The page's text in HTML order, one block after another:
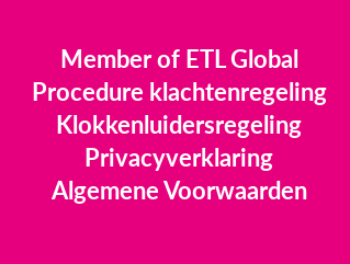
Member of ETL Global
Procedure klachtenregeling
Klokkenluidersregeling
Privacyverklaring
Algemene Voorwaarden